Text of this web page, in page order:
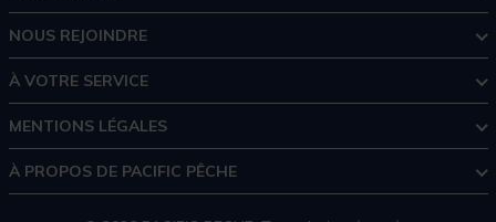
NOUS REJOINDRE
À VOTRE SERVICE
MENTIONS LÉGALES
À PROPOS DE PACIFIC PÊCHE